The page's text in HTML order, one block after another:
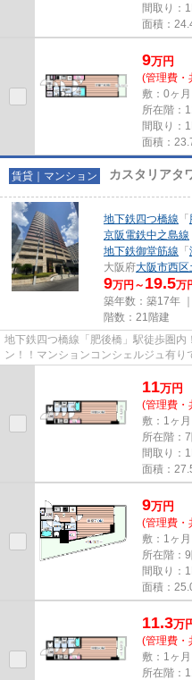
間取り：
面積：
9万円
(管理費・
敷：0ヶ
所在階：
間取り：
面積：
賃貸｜マンション カスタリアタ
地下鉄四つ橋線 「
京阪電鉄中之島線
地下鉄御堂筋線 「
大阪府大阪市西区
9万円～ 19.5万
築年数：築17年
階数：21階建
地下鉄四つ橋線「肥後橋」駅徒歩圏内
ン！！マンションコンシェルジュ有り
11万円
(管理費・
敷：1ヶ
所在階：
間取り：
面積：
9万円
(管理費・
敷：1ヶ
所在階：
間取り：
面積：
11.3万
(管理費・
敷：1ヶ
所在階：